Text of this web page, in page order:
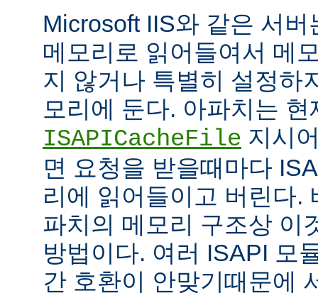
Microsoft IIS와 같은 서
메모리로 읽어들여서 메
지 않거나 특별히 설정하
모리에 둔다. 아파치는 현
ISAPICacheFile 지시
면 요청을 받을때마다
리에 읽어들이고 버린다.
파치의 메모리 구조상 이
방법이다. 여러 ISAPI 모
간 호환이 안맞기때문에